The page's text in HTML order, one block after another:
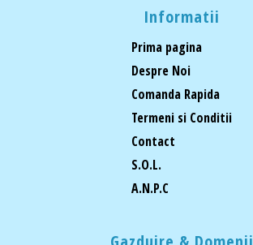
Informatii
Prima pagina
Despre Noi
Comanda Rapida
Termeni si Conditii
Contact
S.O.L.
A.N.P.C